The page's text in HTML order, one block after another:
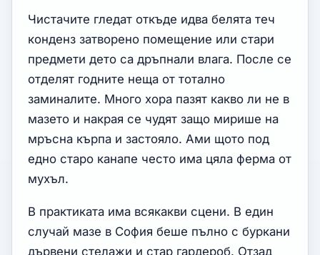
Чистачите гледат откъде идва белята теч
конденз затворено помещение или стари
предмети дето са дръпнали влага. После се
отделят годните неща от тотално
заминалите. Много хора пазят какво ли не в
мазето и накрая се чудят защо мирише на
мръсна кърпа и застояло. Ами щото под
едно старо канапе често има цяла ферма от
мухъл.
В практиката има всякакви сцени. В един
случай мазе в София беше пълно с буркани
дървени стелажи и стар гардероб. Отзад